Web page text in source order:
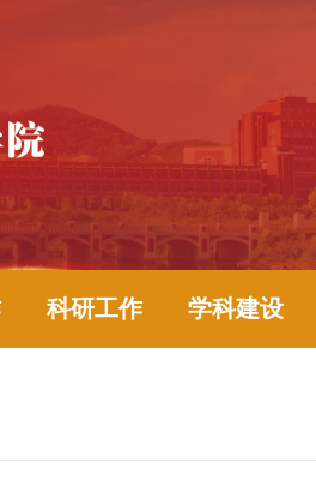
科研工作 学科建设